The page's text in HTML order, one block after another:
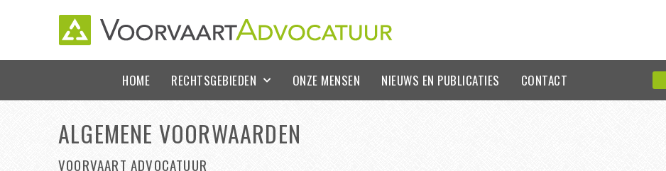
HOME RECHTSGEBIEDEN ONZE MENSEN NIEUWS EN PUBLICATIES CONTACT
ALGEMENE VOORWAARDEN
VOORVAART ADVOCATUUR